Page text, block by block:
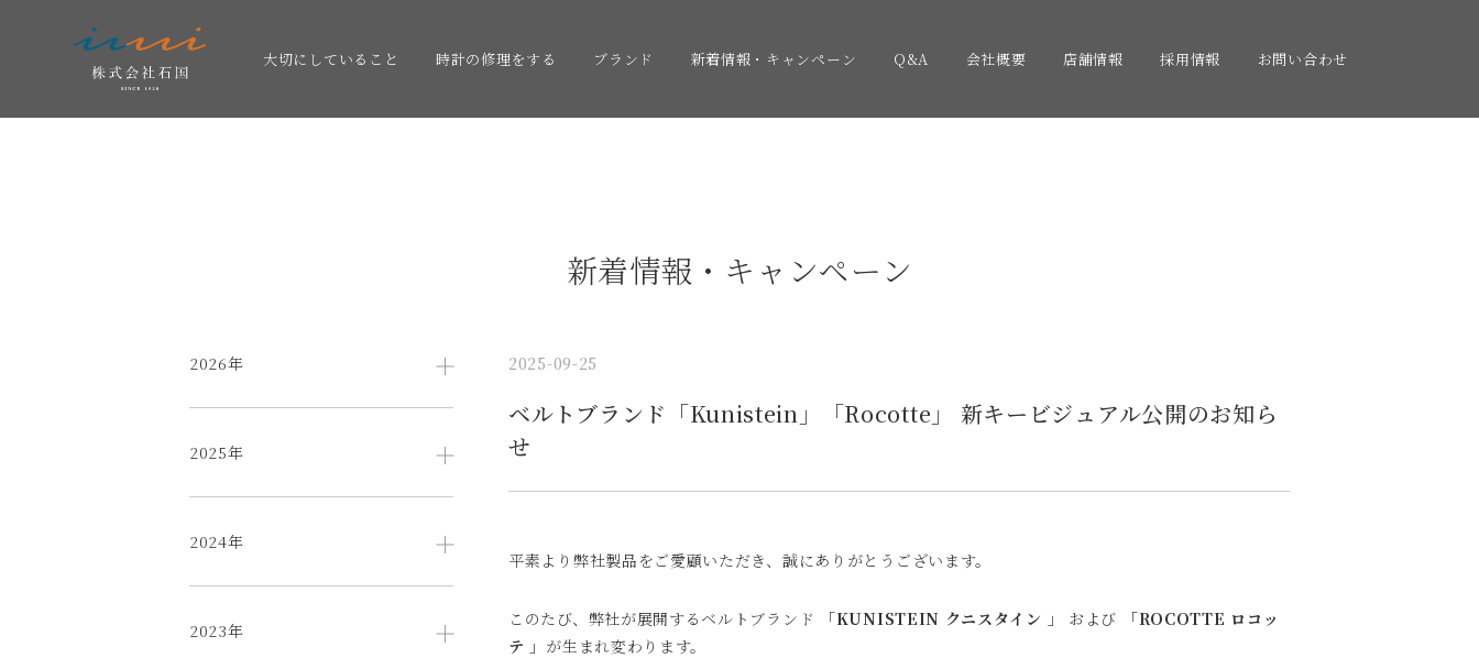
大切にしていること 時計の修理をする ブランド 新着情報・キャンペーン Q&A 会社概要 店舗情報 採用情報 お問い合わせ
新着情報・キャンペーン
2025-09-25
ベルトブランド「Kunistein」「Rocotte」 新キービジュアル公開のお知ら
せ
平素より弊社製品をご愛顧いただき、誠にありがとうございます。
このたび、弊社が展開するベルトブランド 「KUNISTEIN クニスタイン 」 および
「ROCOTTE ロコッ
テ 」 が生まれ変わります。
2026年
2025年
2024年
2023年